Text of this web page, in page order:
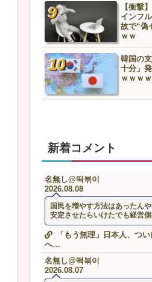
【衝撃
インフ
故で“偽
ｗｗ
韓国の
十分」
ｗｗｗ
新着コメント
名無し@떡볶이
2026.08.08
国民を増やす方法はあったん
安定させたらいけたでも経営
「もう無理」日本人、つ
へ…
名無し@떡볶이
2026.08.07